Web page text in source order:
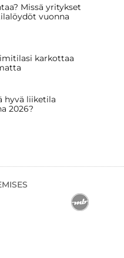
Missä yritykset
vuonna
karkottaa
hyvä liiketila
2026?